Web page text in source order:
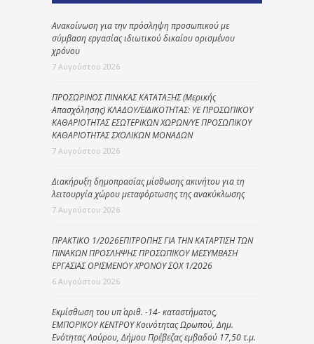
Ανακοίνωση για την πρόσληψη προσωπικού με
σύμβαση εργασίας ιδιωτικού δικαίου ορισμένου
χρόνου
7 Αυγούστου 2026
ΠΡΟΣΩΡΙΝΟΣ ΠΙΝΑΚΑΣ ΚΑΤΑΤΑΞΗΣ (Μερικής
Απασχόλησης) ΚΛΑΔΟΥ/ΕΙΔΙΚΟΤΗΤΑΣ: ΥΕ ΠΡΟΣΩΠΙΚΟΥ
ΚΑΘΑΡΙΟΤΗΤΑΣ ΕΣΩΤΕΡΙΚΩΝ ΧΩΡΩΝ/ΥΕ ΠΡΟΣΩΠΙΚΟΥ
ΚΑΘΑΡΙΟΤΗΤΑΣ ΣΧΟΛΙΚΩΝ ΜΟΝΑΔΩΝ
7 Αυγούστου 2026
Διακήρυξη δημοπρασίας μίσθωσης ακινήτου για τη
λειτουργία χώρου μεταφόρτωσης της ανακύκλωσης
7 Αυγούστου 2026
ΠΡΑΚΤΙΚΟ 1/2026ΕΠΙΤΡΟΠΗΣ ΓΙΑ ΤΗΝ ΚΑΤΑΡΤΙΣΗ ΤΩΝ
ΠΙΝΑΚΩΝ ΠΡΟΣΛΗΨΗΣ ΠΡΟΣΩΠΙΚΟΥ ΜΕΣΥΜΒΑΣΗ
ΕΡΓΑΣΙΑΣ ΟΡΙΣΜΕΝΟΥ ΧΡΟΝΟΥ ΣΟΧ 1/2026
6 Αυγούστου 2026
Εκμίσθωση του υπ΄ αριθ. -14- καταστήματος,
ΕΜΠΟΡΙΚΟΥ ΚΕΝΤΡΟΥ Κοινότητας Ωρωπού, Δημ.
Ενότητας Λούρου, Δήμου Πρέβεζας εμβαδού 17,50 τ.μ.